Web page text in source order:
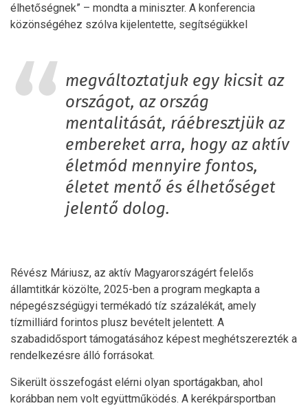
élhetőségnek” – mondta a miniszter. A konferencia
közönségéhez szólva kijelentette, segítségükkel
megváltoztatjuk egy kicsit az
országot, az ország
mentalitását, ráébresztjük az
embereket arra, hogy az aktív
életmód mennyire fontos,
életet mentő és élhetőséget
jelentő dolog.
Révész Máriusz, az aktív Magyarországért felelős
államtitkár közölte, 2025-ben a program megkapta a
népegészségügyi termékadó tíz százalékát, amely
tízmilliárd forintos plusz bevételt jelentett. A
szabadidősport támogatásához képest meghétszerezték a
rendelkezésre álló forrásokat.
Sikerült összefogást elérni olyan sportágakban, ahol
korábban nem volt együttműködés. A kerékpársportban